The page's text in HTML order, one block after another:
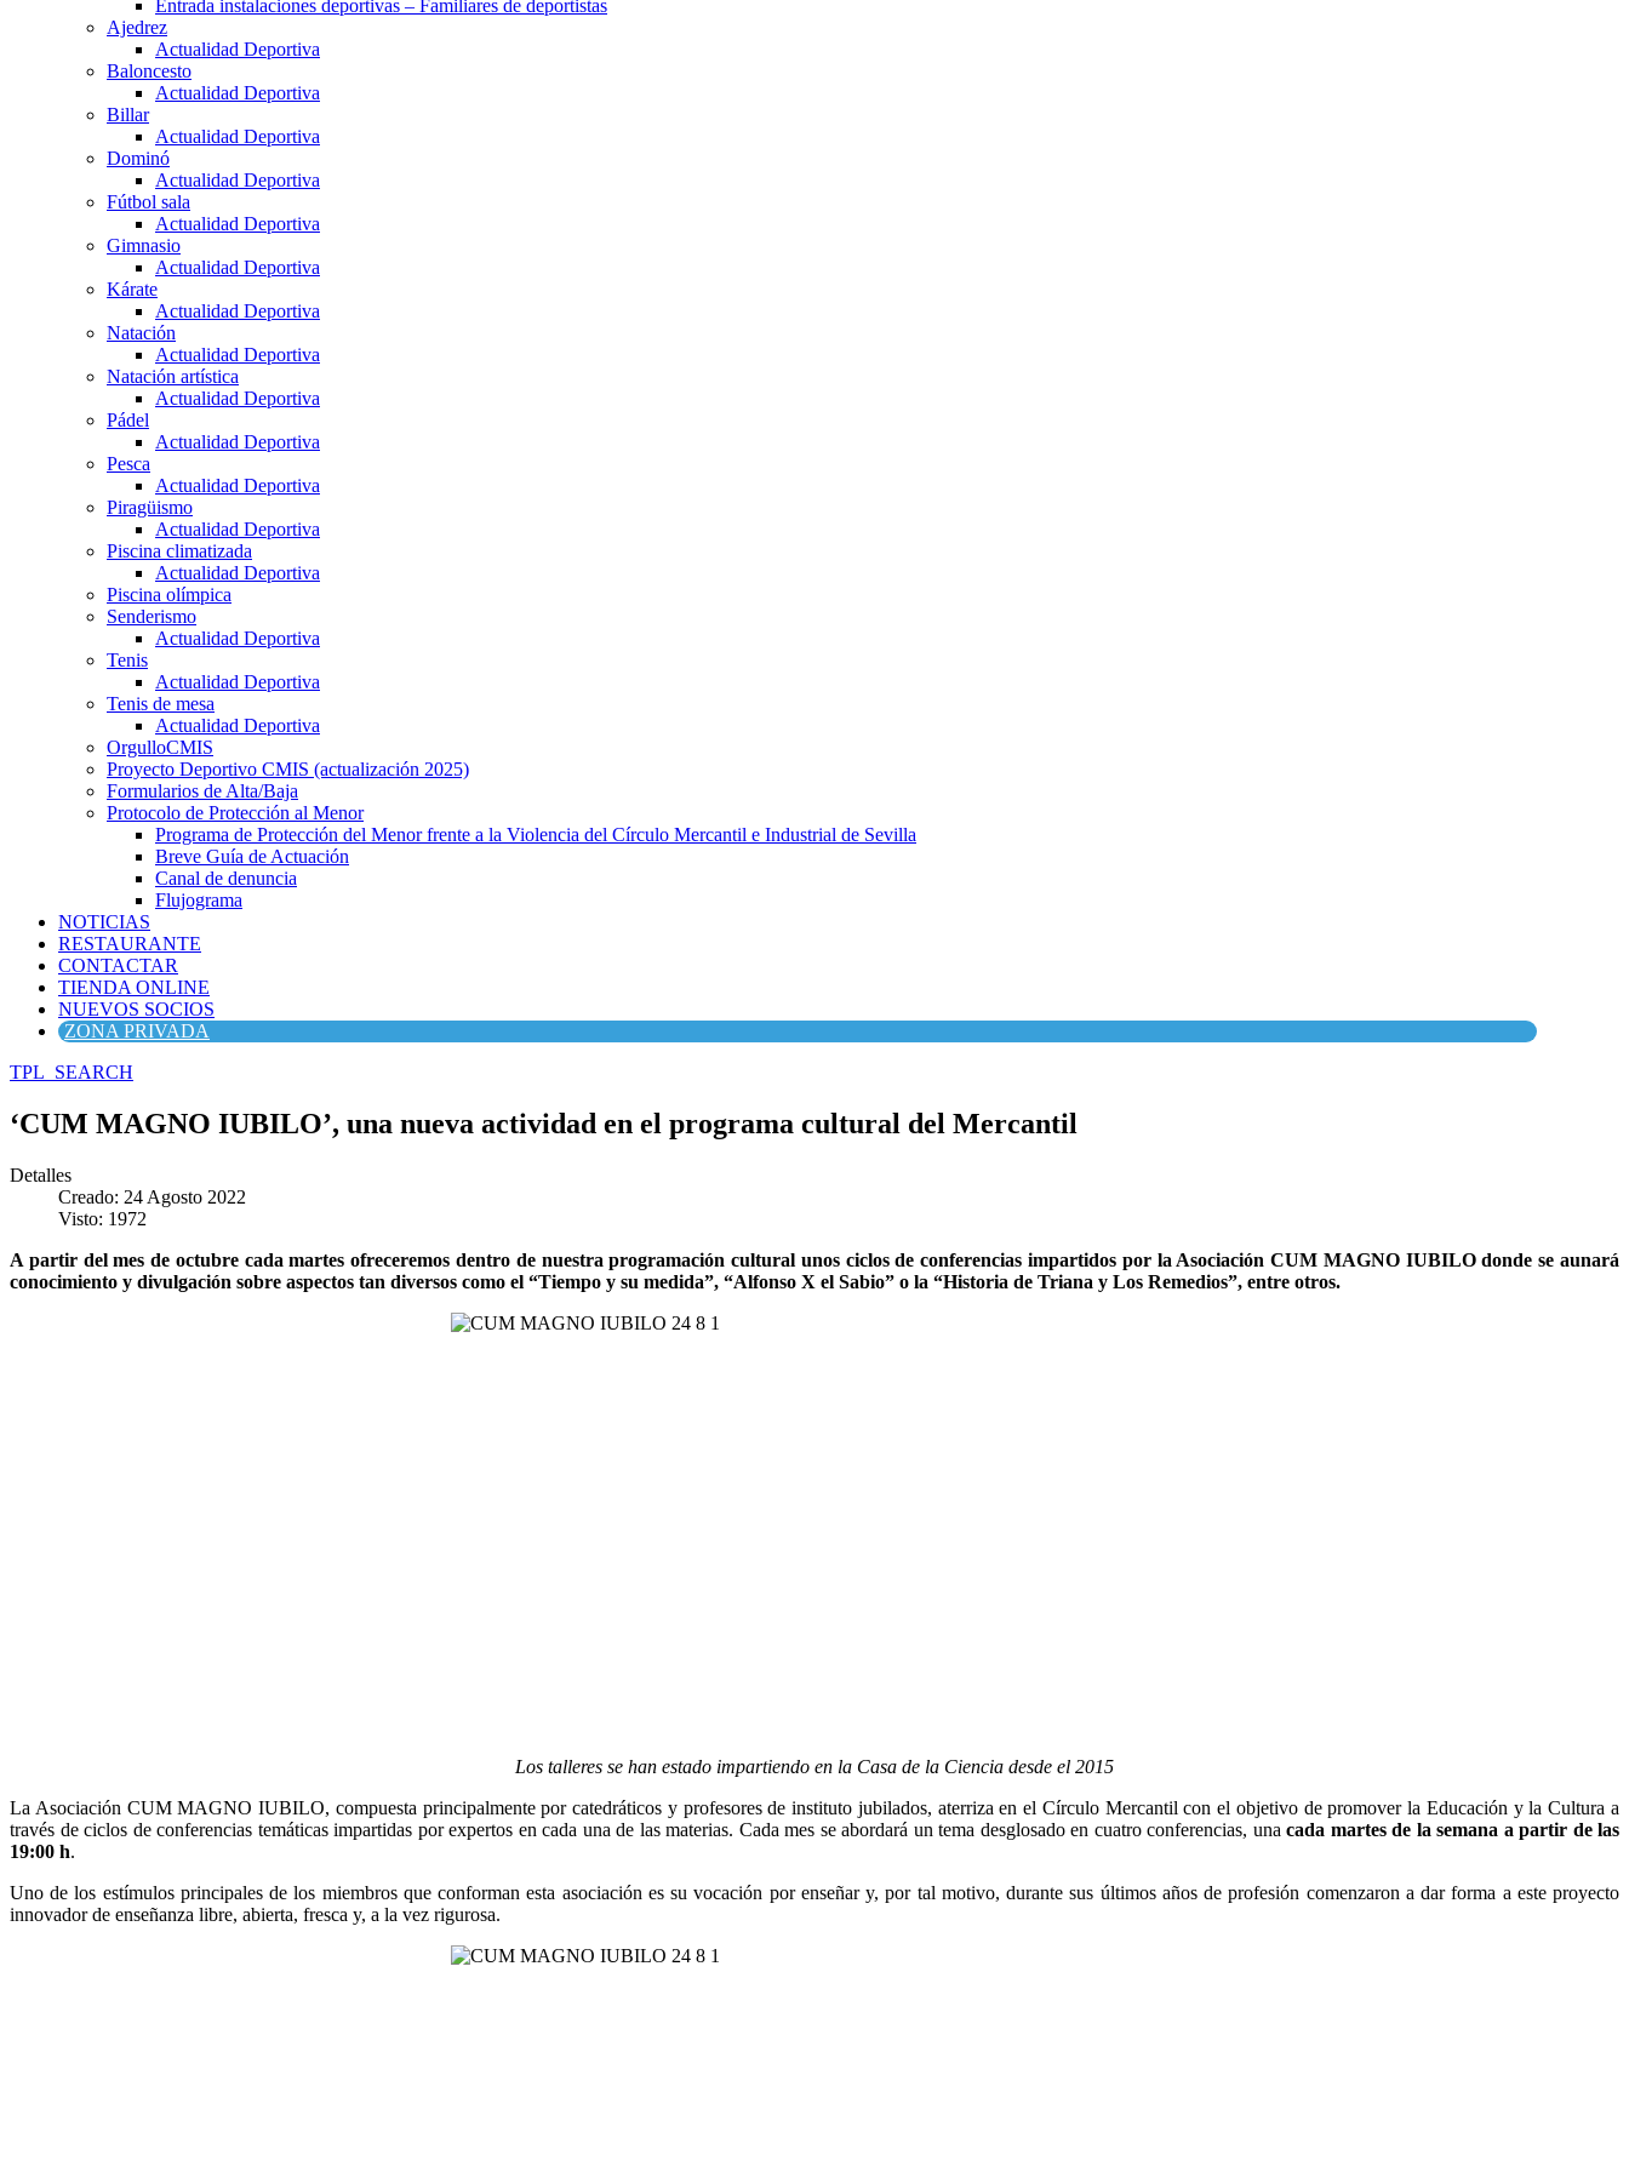
Entrada instalaciones deportivas – Familiares de deportistas
Ajedrez
Actualidad Deportiva
Baloncesto
Actualidad Deportiva
Billar
Actualidad Deportiva
Dominó
Actualidad Deportiva
Fútbol sala
Actualidad Deportiva
Gimnasio
Actualidad Deportiva
Kárate
Actualidad Deportiva
Natación
Actualidad Deportiva
Natación artística
Actualidad Deportiva
Pádel
Actualidad Deportiva
Pesca
Actualidad Deportiva
Piragüismo
Actualidad Deportiva
Piscina climatizada
Actualidad Deportiva
Piscina olímpica
Senderismo
Actualidad Deportiva
Tenis
Actualidad Deportiva
Tenis de mesa
Actualidad Deportiva
OrgulloCMIS
Proyecto Deportivo CMIS (actualización 2025)
Formularios de Alta/Baja
Protocolo de Protección al Menor
Programa de Protección del Menor frente a la Violencia del Círculo Mercantil e Industrial de Sevilla
Breve Guía de Actuación
Canal de denuncia
Flujograma
NOTICIAS
RESTAURANTE
CONTACTAR
TIENDA ONLINE
NUEVOS SOCIOS
ZONA PRIVADA
TPL_SEARCH
‘CUM MAGNO IUBILO’, una nueva actividad en el programa cultural del Mercantil
Detalles
Creado: 24 Agosto 2022
Visto: 1972
A partir del mes de octubre cada martes ofreceremos dentro de nuestra programación cultural unos ciclos de conferencias impartidos por la Asociación CUM MAGNO IUBILO donde se aunará
conocimiento y divulgación sobre aspectos tan diversos como el “Tiempo y su medida”, “Alfonso X el Sabio” o la “Historia de Triana y Los Remedios”, entre otros.
Los talleres se han estado impartiendo en la Casa de la Ciencia desde el 2015
La Asociación CUM MAGNO IUBILO, compuesta principalmente por catedráticos y profesores de instituto jubilados, aterriza en el Círculo Mercantil con el objetivo de promover la Educación y la Cultura a
través de ciclos de conferencias temáticas impartidas por expertos en cada una de las materias. Cada mes se abordará un tema desglosado en cuatro conferencias, una cada martes de la semana a partir de las
19:00 h.
Uno de los estímulos principales de los miembros que conforman esta asociación es su vocación por enseñar y, por tal motivo, durante sus últimos años de profesión comenzaron a dar forma a este proyecto
innovador de enseñanza libre, abierta, fresca y, a la vez rigurosa.